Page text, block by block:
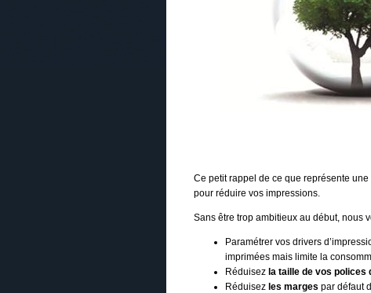
Ce petit rappel de ce que représente
pour réduire vos impressions.
Sans être trop ambitieux au début, nous
Paramétrer vos drivers
imprimées mais limite la
Réduisez la taille de vos polices
Réduisez les marges par défaut